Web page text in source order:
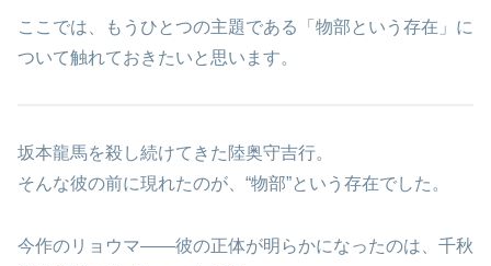
ここでは、もうひとつの主題である「物部という存在」に
ついて触れておきたいと思います。
坂本龍馬を殺し続けてきた陸奥守吉行。
そんな彼の前に現れたのが、“物部”という存在でした。
今作のリョウマ——彼の正体が明らかになったのは、千秋